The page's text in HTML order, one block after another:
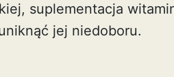
suplementacja
jej niedoboru.